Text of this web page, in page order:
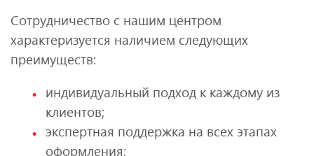
Сотрудничество с нашим центром
характеризуется наличием следующих
преимуществ:
индивидуальный подход к каждому из
клиентов;
экспертная поддержка на всех этапах
оформления;